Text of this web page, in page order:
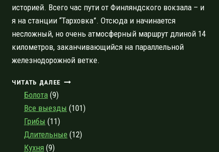
историей. Всего час пути от Финляндского вокзала – и
я на станции “Тарховка”. Отсюда и начинается
несложный, но очень атмосферный маршрут длиной 14
километров, заканчивающийся на параллельной
железнодорожной ветке.
ЧИТАТЬ ДАЛЕЕ ЛЕНИНСКАЯ
Болота (9)
Все выезды (101)
Грибы (11)
Длительные (12)
Кухня (9)